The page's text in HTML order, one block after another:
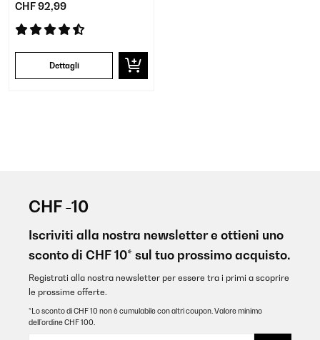
CHF 92,99
Dettagli
CHF -10
Iscriviti alla nostra newsletter e ottieni uno
sconto di CHF 10* sul tuo prossimo acquisto.
Registrati alla nostra newsletter per essere tra i primi a scoprire
le prossime offerte.
*Lo sconto di CHF 10 non è cumulabile con altri coupon. Valore minimo
dell’ordine CHF 100.